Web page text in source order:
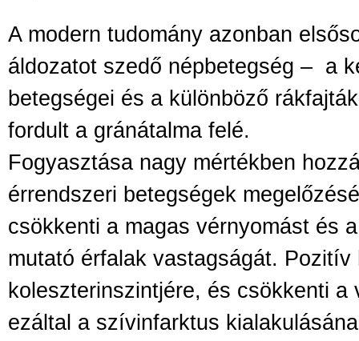
A modern tudomány azonban
áldozatot szedő népbetegség – a
betegségei és a különböző
fordult a gránátalma felé.
Fogyasztása nagy mértékben
érrendszeri betegségek
csökkenti a magas vérnyomást és
mutató érfalak vastagságát.
koleszterinszintjére, és csökkenti a
ezáltal a szívinfarktus